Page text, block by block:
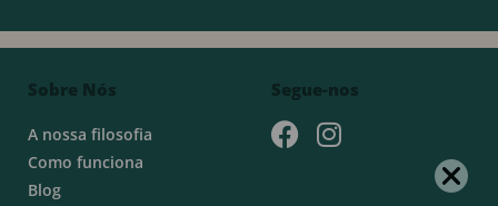
Sobre Nós
A nossa filosofia
Como funciona
Blog
Segue-nos